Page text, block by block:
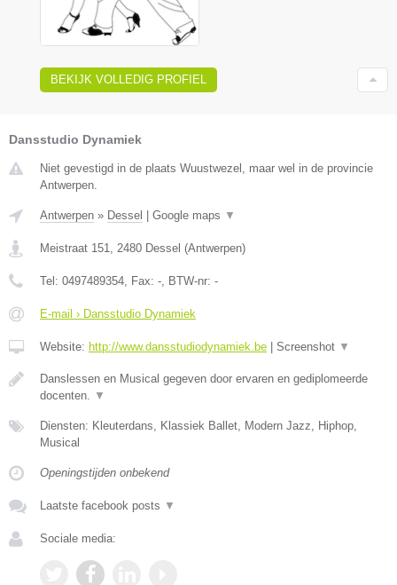
BEKIJK VOLLEDIG PROFIEL
Dansstudio Dynamiek
Niet gevestigd in de plaats Wuustwezel, maar wel in de provincie
Antwerpen.
Antwerpen » Dessel Google maps ▼
Meistraat 151 2480 Dessel (Antwerpen)
Tel: 0497489354 , Fax: - , BTW-nr: -
E-mail › Dansstudio Dynamiek
Website: http://www.dansstudiodynamiek.be Screenshot ▼
Danslessen en Musical gegeven door ervaren en gediplomeerde
docenten.
▼
Diensten: Kleuterdans, Klassiek Ballet, Modern Jazz, Hiphop,
Musical
Openingstijden onbekend
Laatste facebook posts ▼
Sociale media: